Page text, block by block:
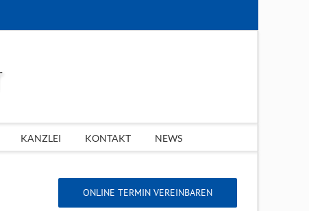
KANZLEI KONTAKT NEWS
ONLINE TERMIN VEREINBAREN